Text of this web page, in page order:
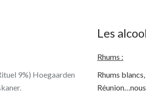
9%) Hoegaarden
Les
Rhums :
Rhums